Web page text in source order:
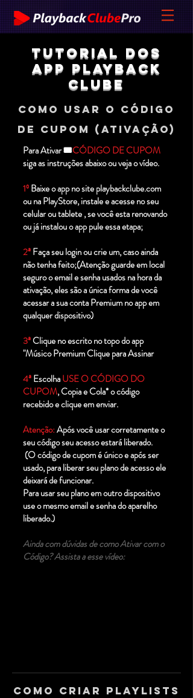
Tutorial dos
app playback
Clube
como usar o código
de CUPOM (ativação)
Para Ativar 🎟️CÓDIGO DE CUPOM
siga as instruções abaixo ou veja ovídeo.
1ºBaixe o app no site playbackclube.com
ou na PlayStore, instale e acesse no seu
celular outablete, se você esta renovando
oujáinstalou o app pule essa etapa;
2ªFaça seu login ou crie um, caso ainda
não tenha feito;(Atenção guarde em local
seguro o email e senha usados na hora da
ativação, eles são a única forma de você
acessar a sua conta Premium no app em
qualquer dispositivo)
3ªClique no escrito no topo do app
"Músico Premium Clique para Assinar
4ªEscolhaUSE O CÓDIGO DO
CUPOM, Copia e Cola* o código
recebido e clique em enviar.
Atenção:Após você usar corretamente o
seu código seu acesso estará liberado.
(O código de cupom é único e após ser
usado, para liberar seu plano de acesso ele
deixará de funcionar.
Para usar seu plano em outro dispositivo
use o mesmo email e senha do aparelho
liberado.)
Ainda com dúvidas de como Ativar com o
Código? Assista a esse vídeo:
Como Criar Playlists